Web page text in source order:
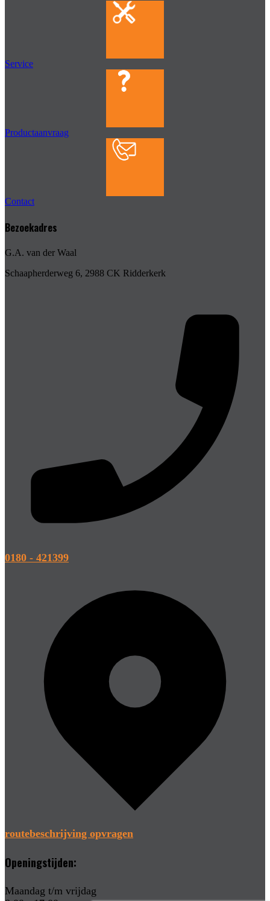
Service
Productaanvraag
Contact
Bezoekadres
G.A. van der Waal
Schaapherderweg 6, 2988 CK Ridderkerk
0180 - 421399
routebeschrijving opvragen
Openingstijden:
Maandag t/m vrijdag